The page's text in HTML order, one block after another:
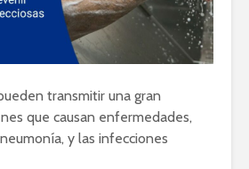
transmitir una gran
que causan enfermedades,
y las infecciones